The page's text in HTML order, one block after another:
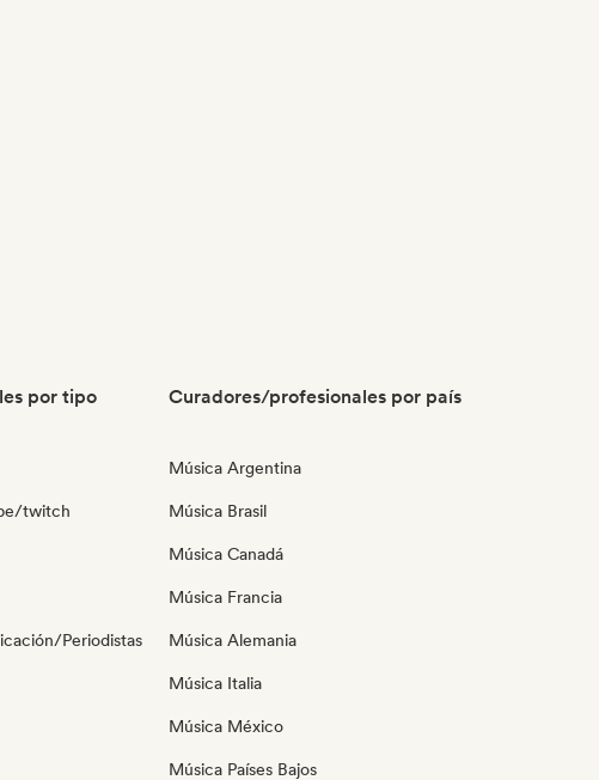
por tipo
twitch
Periodistas
Curadores/profesionales por país
Música Argentina
Música Brasil
Música Canadá
Música Francia
Música Alemania
Música Italia
Música México
Música Países Bajos